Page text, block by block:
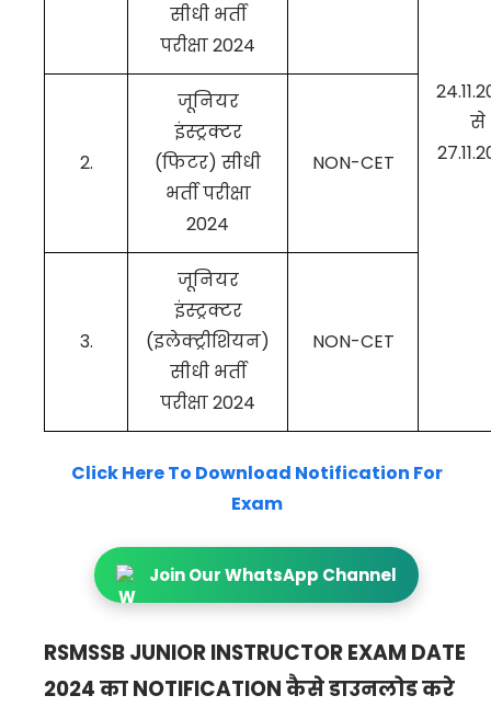
सीधी भर्ती
परीक्षा 2024
से
2.
जूनियर
इंस्ट्रक्टर
(फिटर) सीधी
भर्ती परीक्षा
2024
NON-CET
3.
जूनियर
इंस्ट्रक्टर
(इलेक्ट्रीशियन)
सीधी भर्ती
परीक्षा 2024
NON-CET
Click Here To Download Notification For
Exam
Join Our WhatsApp Channel
RSMSSB JUNIOR INSTRUCTOR EXAM DATE
2024 का NOTIFICATION कैसे डाउनलोड करे